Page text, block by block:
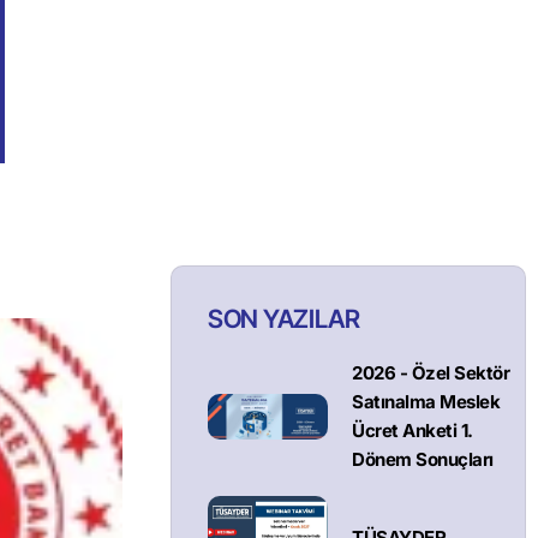
SON YAZILAR
2026 - Özel Sektör
Satınalma Meslek
Ücret Anketi 1.
Dönem Sonuçları